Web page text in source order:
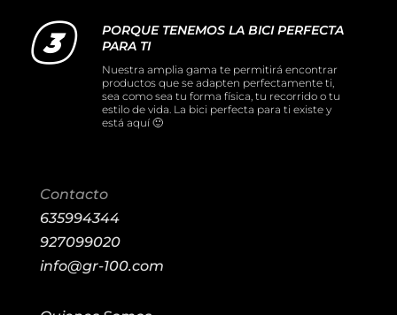
PORQUE TENEMOS LA BICI PERFECTA
PARA TI
Nuestra amplia gama te permitirá encontrar
productos que se adapten perfectamente ti,
sea como sea tu forma física, tu recorrido o tu
estilo de vida. La bici perfecta para ti existe y
está aquí 🙂
Contacto
635994344
927099020
info@gr-100.com